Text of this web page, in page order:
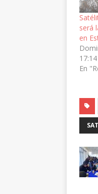
será
en
17:14
En